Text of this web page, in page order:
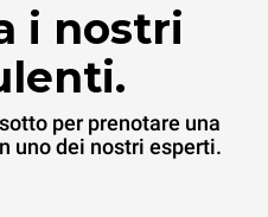
i nostri
per prenotare una
uno dei nostri esperti.